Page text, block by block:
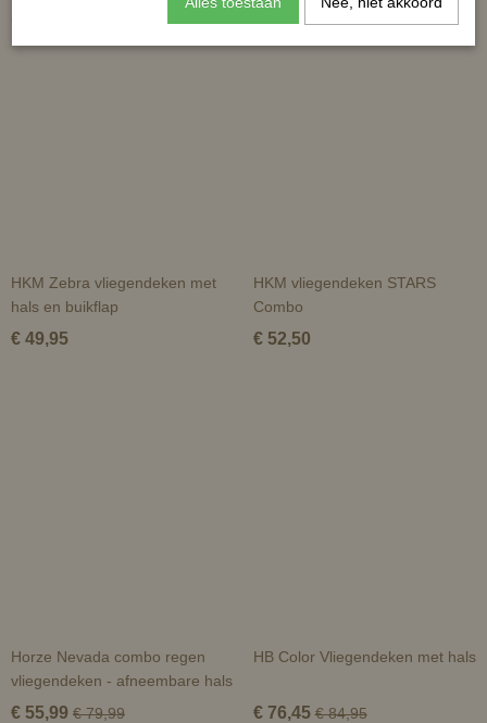
HKM Zebra vliegendeken met
hals en buikflap
€ 49,95
HKM vliegendeken STARS
Combo
€ 52,50
Horze Nevada combo regen
vliegendeken - afneembare hals
€ 55,99 € 79,99
HB Color Vliegendeken met hals
€ 76,45 € 84,95